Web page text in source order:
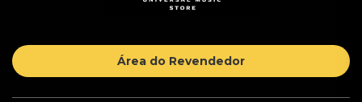
Área do Revendedor